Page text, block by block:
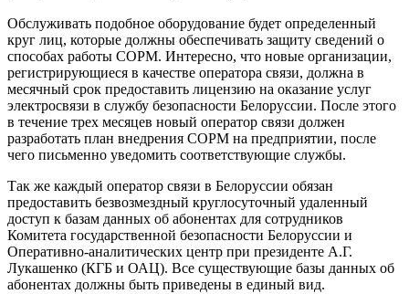
Обслуживать подобное оборудование будет определенный
круг лиц, которые должны обеспечивать защиту сведений о
способах работы СОРМ. Интересно, что новые организации,
регистрирующиеся в качестве оператора связи, должна в
месячный срок предоставить лицензию на оказание услуг
электросвязи в службу безопасности Белоруссии. После этого
в течение трех месяцев новый оператор связи должен
разработать план внедрения СОРМ на предприятии, после
чего письменно уведомить соответствующие службы.
Так же каждый оператор связи в Белоруссии обязан
предоставить безвозмездный круглосуточный удаленный
доступ к базам данных об абонентах для сотрудников
Комитета государственной безопасности Белоруссии и
Оперативно-аналитических центр при президенте А.Г.
Лукашенко (КГБ и ОАЦ). Все существующие базы данных об
абонентах должны быть приведены в единый вид.